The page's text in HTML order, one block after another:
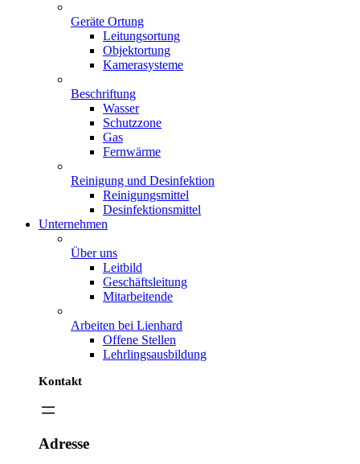
Geräte Ortung
Leitungsortung
Objektortung
Kamerasysteme
Beschriftung
Wasser
Schutzzone
Gas
Fernwärme
Reinigung und Desinfektion
Reinigungsmittel
Desinfektionsmittel
Unternehmen
Über uns
Leitbild
Geschäftsleitung
Mitarbeitende
Arbeiten bei Lienhard
Offene Stellen
Lehrlingsausbildung
Kontakt
Adresse